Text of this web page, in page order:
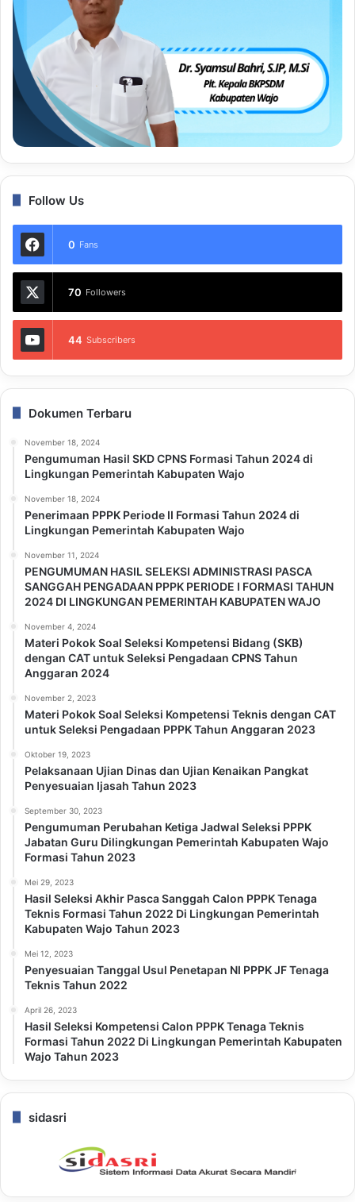
Follow Us
0 Fans
70 Followers
44 Subscribers
Dokumen Terbaru
November 18, 2024
Pengumuman Hasil SKD CPNS Formasi Tahun 2024 di
Lingkungan Pemerintah Kabupaten Wajo
November 18, 2024
Penerimaan PPPK Periode II Formasi Tahun 2024 di
Lingkungan Pemerintah Kabupaten Wajo
November 11, 2024
PENGUMUMAN HASIL SELEKSI ADMINISTRASI PASCA
SANGGAH PENGADAAN PPPK PERIODE I FORMASI TAHUN
2024 DI LINGKUNGAN PEMERINTAH KABUPATEN WAJO
November 4, 2024
Materi Pokok Soal Seleksi Kompetensi Bidang (SKB)
dengan CAT untuk Seleksi Pengadaan CPNS Tahun
Anggaran 2024
November 2, 2023
Materi Pokok Soal Seleksi Kompetensi Teknis dengan CAT
untuk Seleksi Pengadaan PPPK Tahun Anggaran 2023
Oktober 19, 2023
Pelaksanaan Ujian Dinas dan Ujian Kenaikan Pangkat
Penyesuaian Ijasah Tahun 2023
September 30, 2023
Pengumuman Perubahan Ketiga Jadwal Seleksi PPPK
Jabatan Guru Dilingkungan Pemerintah Kabupaten Wajo
Formasi Tahun 2023
Mei 29, 2023
Hasil Seleksi Akhir Pasca Sanggah Calon PPPK Tenaga
Teknis Formasi Tahun 2022 Di Lingkungan Pemerintah
Kabupaten Wajo Tahun 2023
Mei 12, 2023
Penyesuaian Tanggal Usul Penetapan NI PPPK JF Tenaga
Teknis Tahun 2022
April 26, 2023
Hasil Seleksi Kompetensi Calon PPPK Tenaga Teknis
Formasi Tahun 2022 Di Lingkungan Pemerintah Kabupaten
Wajo Tahun 2023
sidasri